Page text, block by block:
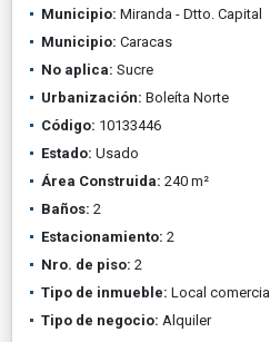
Municipio: Miranda - Dtto. Capital
Municipio: Caracas
No aplica: Sucre
Urbanización: Boleíta Norte
Código: 10133446
Estado: Usado
Área Construida: 240 m²
Baños: 2
Estacionamiento: 2
Nro. de piso: 2
Tipo de inmueble: Local comercial
Tipo de negocio: Alquiler